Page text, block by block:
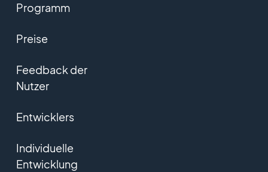
Programm
Preise
Feedback der
Nutzer
Entwicklers
Individuelle
Entwicklung